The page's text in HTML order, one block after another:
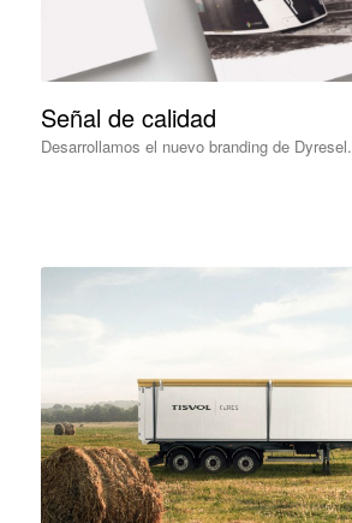
Señal de calidad
Desarrollamos el nuevo branding de Dyresel.